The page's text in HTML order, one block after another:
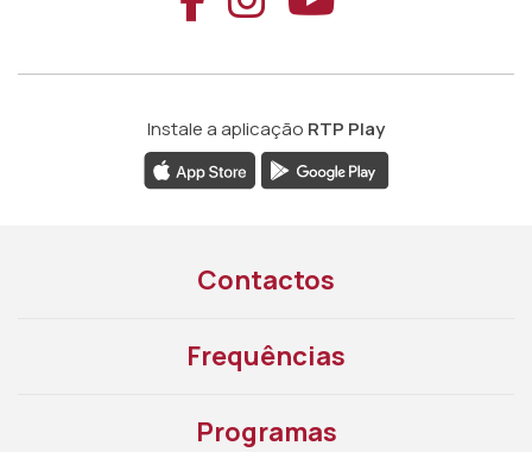
Instale a aplicação RTP Play
Contactos
Frequências
Programas